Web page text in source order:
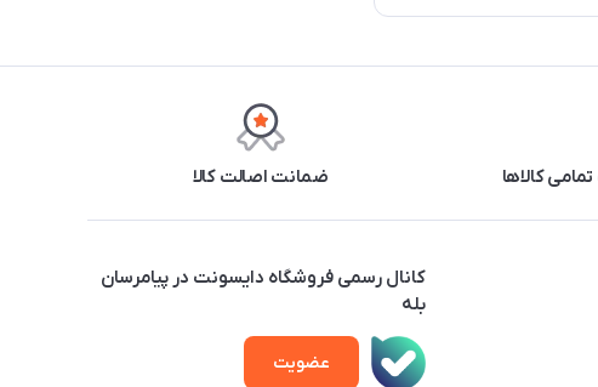
ضمانت اصالت کالا
کانال رسمی فروشگاه دایسونت در پیامرسان
بله
عضویت